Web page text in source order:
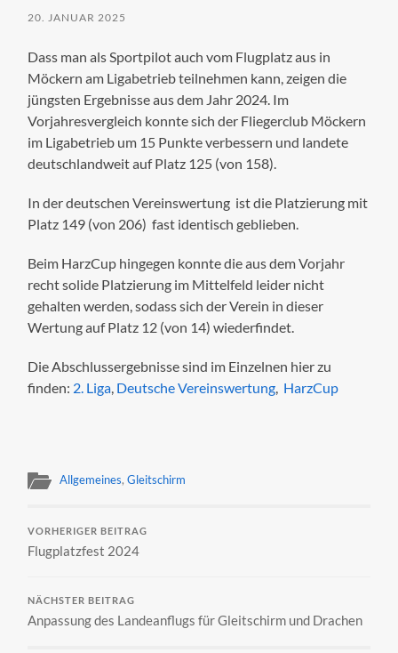
20. JANUAR 2025
Dass man als Sportpilot auch vom Flugplatz aus in
Möckern am Ligabetrieb teilnehmen kann, zeigen die
jüngsten Ergebnisse aus dem Jahr 2024. Im
Vorjahresvergleich konnte sich der Fliegerclub Möckern
im Ligabetrieb um 15 Punkte verbessern und landete
deutschlandweit auf Platz 125 (von 158).
In der deutschen Vereinswertung ist die Platzierung mit
Platz 149 (von 206) fast identisch geblieben.
Beim HarzCup hingegen konnte die aus dem Vorjahr
recht solide Platzierung im Mittelfeld leider nicht
gehalten werden, sodass sich der Verein in dieser
Wertung auf Platz 12 (von 14) wiederfindet.
Die Abschlussergebnisse sind im Einzelnen hier zu
finden: 2. Liga Deutsche Vereinswertung HarzCup
Allgemeines,Gleitschirm
VORHERIGER BEITRAG
Flugplatzfest 2024
NÄCHSTER BEITRAG
Anpassung des Landeanflugs für Gleitschirm und Drachen